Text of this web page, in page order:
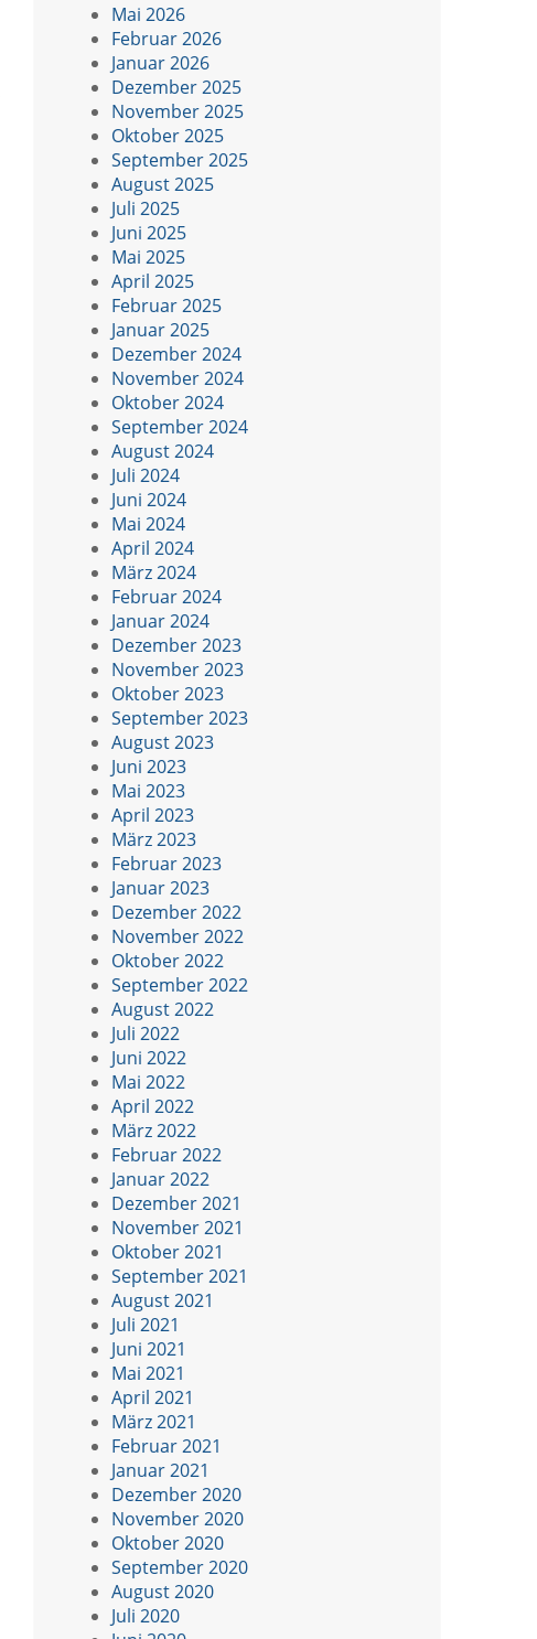
Mai 2026
Februar 2026
Januar 2026
Dezember 2025
November 2025
Oktober 2025
September 2025
August 2025
Juli 2025
Juni 2025
Mai 2025
April 2025
Februar 2025
Januar 2025
Dezember 2024
November 2024
Oktober 2024
September 2024
August 2024
Juli 2024
Juni 2024
Mai 2024
April 2024
März 2024
Februar 2024
Januar 2024
Dezember 2023
November 2023
Oktober 2023
September 2023
August 2023
Juni 2023
Mai 2023
April 2023
März 2023
Februar 2023
Januar 2023
Dezember 2022
November 2022
Oktober 2022
September 2022
August 2022
Juli 2022
Juni 2022
Mai 2022
April 2022
März 2022
Februar 2022
Januar 2022
Dezember 2021
November 2021
Oktober 2021
September 2021
August 2021
Juli 2021
Juni 2021
Mai 2021
April 2021
März 2021
Februar 2021
Januar 2021
Dezember 2020
November 2020
Oktober 2020
September 2020
August 2020
Juli 2020